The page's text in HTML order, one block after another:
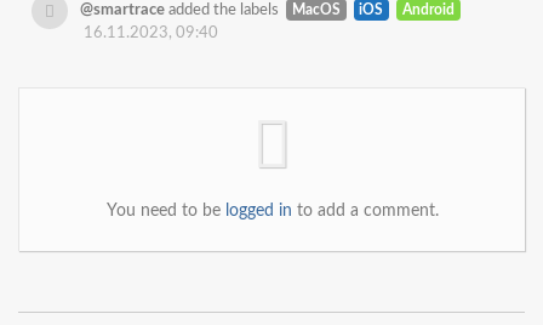
@smartrace added the labels MacOS iOS Android
16.11.2023, 09:40
You need to be logged in to add a comment.